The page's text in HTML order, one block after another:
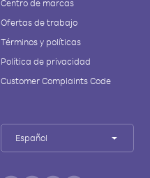
Centro de marcas
Ofertas de trabajo
Términos y políticas
Política de privacidad
Customer Complaints Code
Español